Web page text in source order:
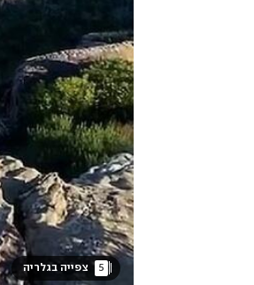
5